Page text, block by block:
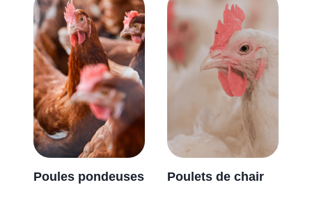
Poules pondeuses Poulets de chair